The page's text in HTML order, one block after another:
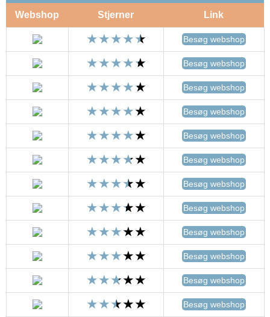
Webshop Stjerner Link
Besøg webshop
Besøg webshop
Besøg webshop
Besøg webshop
Besøg webshop
Besøg webshop
Besøg webshop
Besøg webshop
Besøg webshop
Besøg webshop
Besøg webshop
Besøg webshop